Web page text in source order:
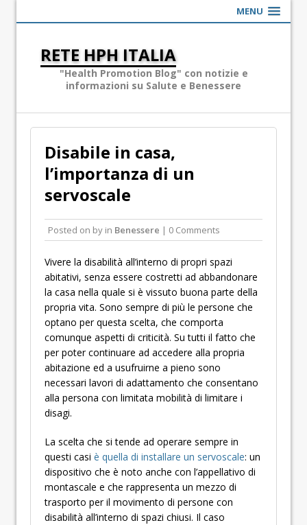
MENU
RETE HPH ITALIA
"Health Promotion Blog" con notizie e
informazioni su Salute e Benessere
Disabile in casa,
l’importanza di un
servoscale
Posted on by in Benessere | 0 Comments
Vivere la disabilità all’interno di propri spazi
abitativi, senza essere costretti ad abbandonare
la casa nella quale si è vissuto buona parte della
propria vita. Sono sempre di più le persone che
optano per questa scelta, che comporta
comunque aspetti di criticità. Su tutti il fatto che
per poter continuare ad accedere alla propria
abitazione ed a usufruirne a pieno sono
necessari lavori di adattamento che consentano
alla persona con limitata mobilità di limitare i
disagi.
La scelta che si tende ad operare sempre in
questi casi è quella di installare un servoscale: un
dispositivo che è noto anche con l’appellativo di
montascale e che rappresenta un mezzo di
trasporto per il movimento di persone con
disabilità all’interno di spazi chiusi. Il caso